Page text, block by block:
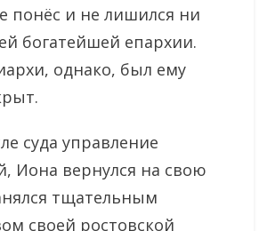
понёс и не лишился ни
богатейшей епархии.
однако, был ему
суда управление
Иона вернулся на свою
тщательным
своей ростовской